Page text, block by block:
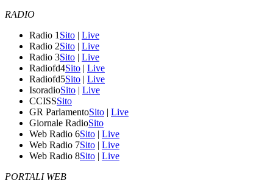
RADIO
Radio 1 Sito | Live
Radio 2Sito | Live
Radio 3Sito | Live
Radiofd4Sito | Live
Radiofd5Sito | Live
IsoradioSito | Live
CCISSSito
GR ParlamentoSito | Live
Giornale RadioSito
Web Radio 6Sito | Live
Web Radio 7Sito | Live
Web Radio 8Sito | Live
PORTALI WEB